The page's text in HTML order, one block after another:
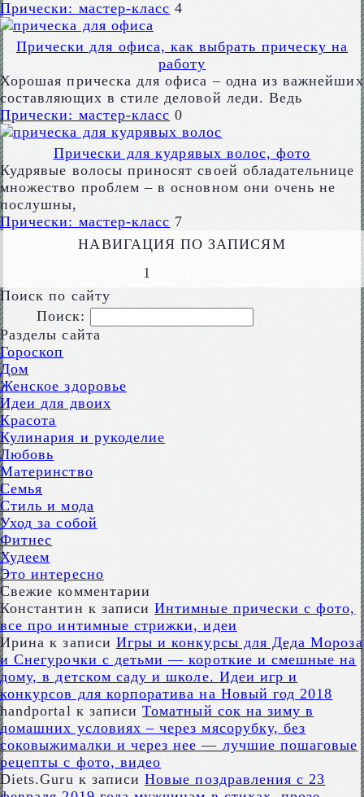
Прически: мастер-класс 4
Прически для офиса, как выбрать прическу на
работу
Хорошая прическа для офиса – одна из важнейших
составляющих в стиле деловой леди. Ведь
Прически: мастер-класс 0
Прически для кудрявых волос, фото
Кудрявые волосы приносят своей обладательнице
множество проблем – в основном они очень не
послушны,
Прически: мастер-класс 7
НАВИГАЦИЯ ПО ЗАПИСЯМ
1
Поиск по сайту
Поиск:
Разделы сайта
Гороскоп
Дом
Женское здоровье
Идеи для двоих
Красота
Кулинария и рукоделие
Любовь
Материнство
Семья
Стиль и мода
Уход за собой
Фитнес
Худеем
Это интересно
Свежие комментарии
Константин к записиИнтимные прически с фото,
все про интимные стрижки, идеи
Ирина к записи Игры и конкурсы для Деда Мороза
и Снегурочки с детьми — короткие и смешные на
дому, в детском саду и школе. Идеи игр и
конкурсов для корпоратива на Новый год 2018
handportal к записиТоматный сок на зиму в
домашних условиях – через мясорубку, без
соковыжималки и через нее — лучшие пошаговые
рецепты с фото, видео
Diets.Guru к записиНовые поздравления с 23